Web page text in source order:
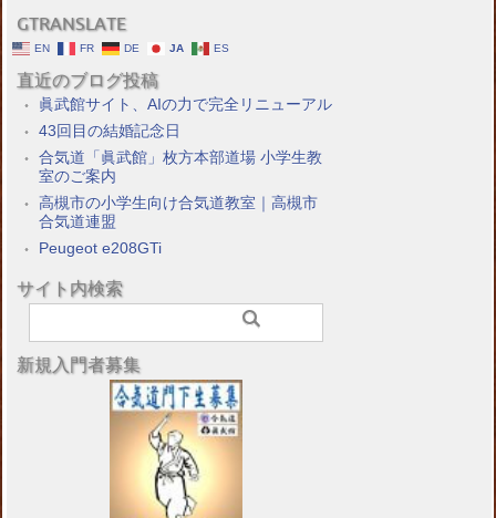
GTRANSLATE
EN FR DE JA ES
直近のブログ投稿
眞武館サイト、AIの力で完全リニューアル
43回目の結婚記念日
合気道「眞武館」枚方本部道場 小学生教
室のご案内
高槻市の小学生向け合気道教室｜高槻市
合気道連盟
Peugeot e208GTi
サイト内検索
新規入門者募集